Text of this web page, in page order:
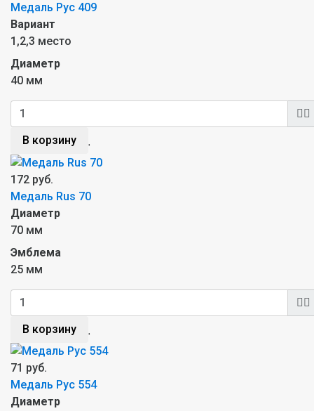
Медаль Рус 409
Вариант
1,2,3 место
Диаметр
40 мм
В корзину
172 руб.
Медаль Rus 70
Диаметр
70 мм
Эмблема
25 мм
В корзину
71 руб.
Медаль Рус 554
Диаметр